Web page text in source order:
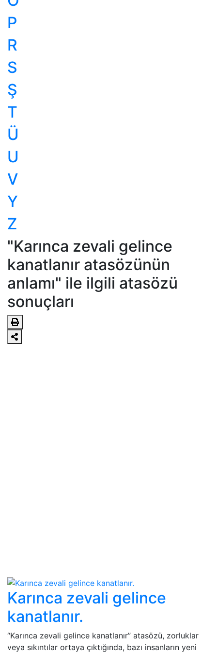
P
R
S
Ş
T
Ü
U
V
Y
Z
"Karınca zevali gelince
kanatlanır atasözünün
anlamı" ile ilgili atasözü
sonuçları
Karınca zevali gelince
kanatlanır.
“Karınca zevali gelince kanatlanır” atasözü, zorluklar
veya sıkıntılar ortaya çıktığında, bazı insanların yeni